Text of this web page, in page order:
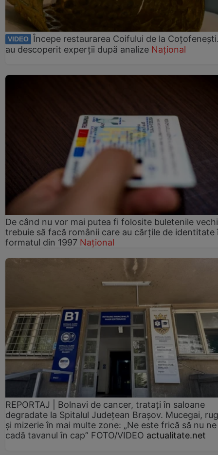
VIDEO
Începe restaurarea Coifului de la
au descoperit experții după analize Național
De când nu vor mai putea fi folosite buletenile
trebuie să facă românii care au cărțile de identitate
formatul din 1997 Național
REPORTAJ | Bolnavi de cancer, tratați în saloane
degradate la Spitalul Județean Brașov. Mucegai,
și mizerie în mai multe zone: „Ne este frică să nu ne
cadă tavanul în cap” FOTO/VIDEO actualitate.net